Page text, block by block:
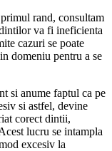
rand, consultam
va fi ineficienta
cazuri se poate
domeniu pentru a se
si anume faptul ca pe
si astfel, devine
corect dintii,
lucru se intampla
excesiv la